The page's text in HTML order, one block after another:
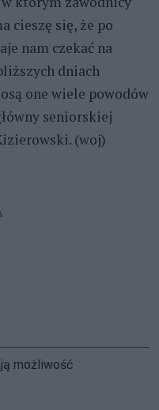
cieszę się, że po
nam czekać na
dniach
one wiele powodów
seniorskiej
(woj)
możliwość